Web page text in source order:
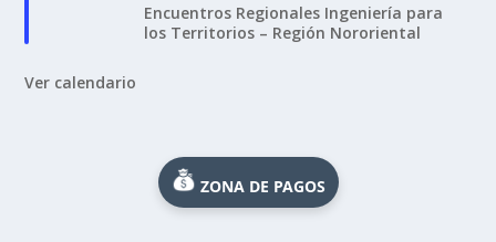
Encuentros Regionales Ingeniería para
los Territorios – Región Nororiental
Ver calendario
ZONA DE PAGOS